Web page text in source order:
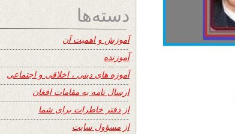
دسته‌ها
آموزش و اهمیت آن
آموزنده
آموزه های دینی ، اخلاقی و اجتماعی
ارسال نامه به مقامات افغان
از دفتر خاطرات برای شما
از مسؤول سایت